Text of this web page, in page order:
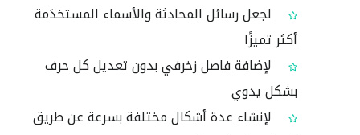
لجعل رسائل المحادثة والأسماء المستخدَمة
أكثر تميزًا
لإضافة فاصل زخرفي بدون تعديل كل حرف
بشكل يدوي
لإنشاء عدة أشكال مختلفة بسرعة عن طريق